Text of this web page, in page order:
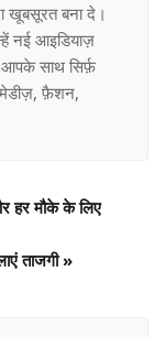
खूबसूरत बना दे।
नई आइडियाज़
साथ सिर्फ़
फ़ैशन,
हर मौके के लिए
ताजगी»